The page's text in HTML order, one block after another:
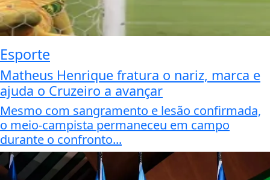
Esporte
Matheus Henrique fratura o nariz, marca e
ajuda o Cruzeiro a avançar
Mesmo com sangramento e lesão confirmada,
o meio-campista permaneceu em campo
durante o confronto...